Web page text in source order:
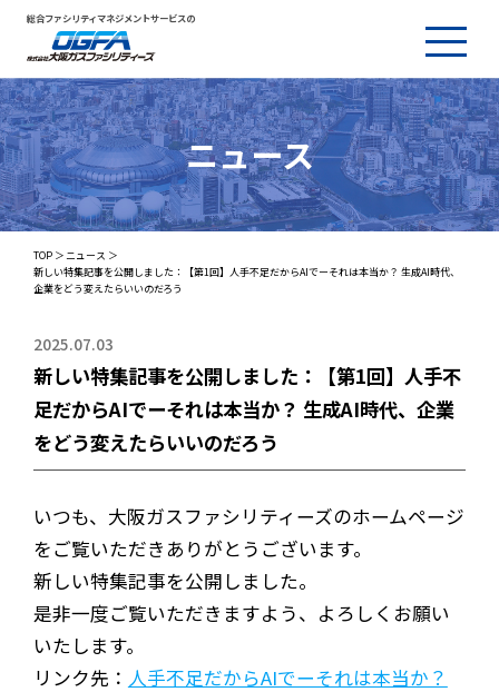
総合ファシリティマネジメントサービスの
ニュース
TOP
ニュース
新しい特集記事を公開しました：【第1回】人手不足だからAIでーそれは本当か？ 生成AI時代、
企業をどう変えたらいいのだろう
2025.07.03
新しい特集記事を公開しました：【第1回】人手不
足だからAIでーそれは本当か？ 生成AI時代、企業
をどう変えたらいいのだろう
いつも、大阪ガスファシリティーズのホームページ
をご覧いただきありがとうございます。
新しい特集記事を公開しました。
是非一度ご覧いただきますよう、よろしくお願い
いたします。
リンク先： 人手不足だからAIでーそれは本当か？